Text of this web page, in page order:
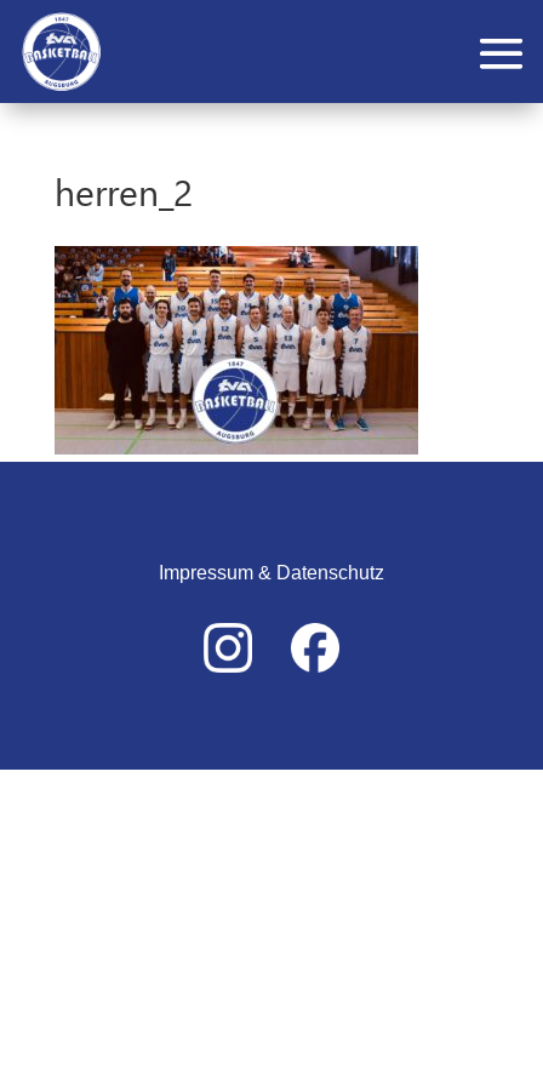
herren_2
Impressum & Datenschutz